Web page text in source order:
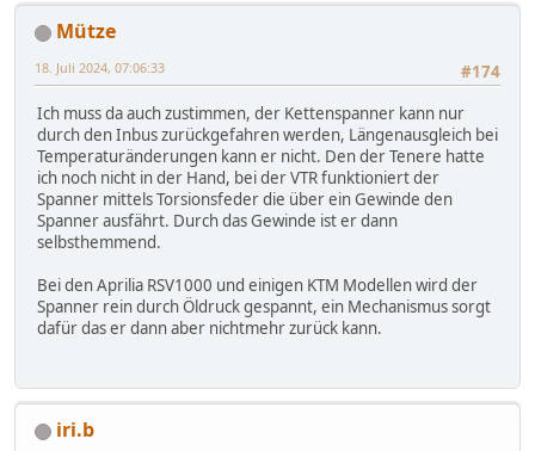
Mütze
#174
18. Juli 2024, 07:06:33
Ich muss da auch zustimmen, der Kettenspanner kann nur
durch den Inbus zurückgefahren werden, Längenausgleich bei
Temperaturänderungen kann er nicht. Den der Tenere hatte
ich noch nicht in der Hand, bei der VTR funktioniert der
Spanner mittels Torsionsfeder die über ein Gewinde den
Spanner ausfährt. Durch das Gewinde ist er dann
selbsthemmend.
Bei den Aprilia RSV1000 und einigen KTM Modellen wird der
Spanner rein durch Öldruck gespannt, ein Mechanismus sorgt
dafür das er dann aber nichtmehr zurück kann.
iri.b